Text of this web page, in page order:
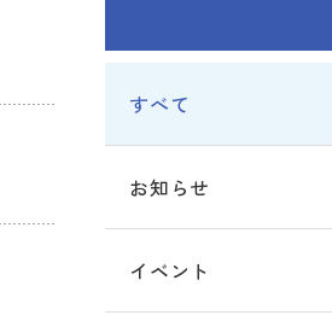
すべて
お知らせ
イベント